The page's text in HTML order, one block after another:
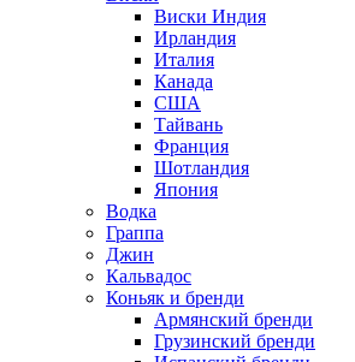
Виски Индия
Ирландия
Италия
Канада
США
Тайвань
Франция
Шотландия
Япония
Водка
Граппа
Джин
Кальвадос
Коньяк и бренди
Армянский бренди
Грузинский бренди